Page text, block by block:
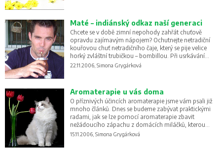
Maté – indiánský odkaz naší generaci
Chcete se v době zimní nepohody zahřát chuťově
opravdu zajímavým nápojem? Ochutnejte netradiční
kouřovou chuť netradičního čaje, který se pije velice
horký zvláštní trubičkou – bombillou. Při usrkávání
tohoto nápoje zvyšujete vaši soustředěnost a snižujete
22.11.2006, Simona Grygárková
Aromaterapie u vás doma
O příznivých účincích aromaterapie jsme vám psali již
mnoho článků. Dnes se budeme zabývat praktickými
radami, jak se lze pomocí aromaterapie zbavit
nežádoucího zápachu z domácích miláčků, kterou
vůni použít v ložnici, abychom se probudili čilí či jak si
15.11.2006, Simona Grygárková